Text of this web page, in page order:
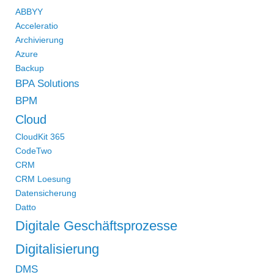
ABBYY
Acceleratio
Archivierung
Azure
Backup
BPA Solutions
BPM
Cloud
CloudKit 365
CodeTwo
CRM
CRM Loesung
Datensicherung
Datto
Digitale Geschäftsprozesse
Digitalisierung
DMS